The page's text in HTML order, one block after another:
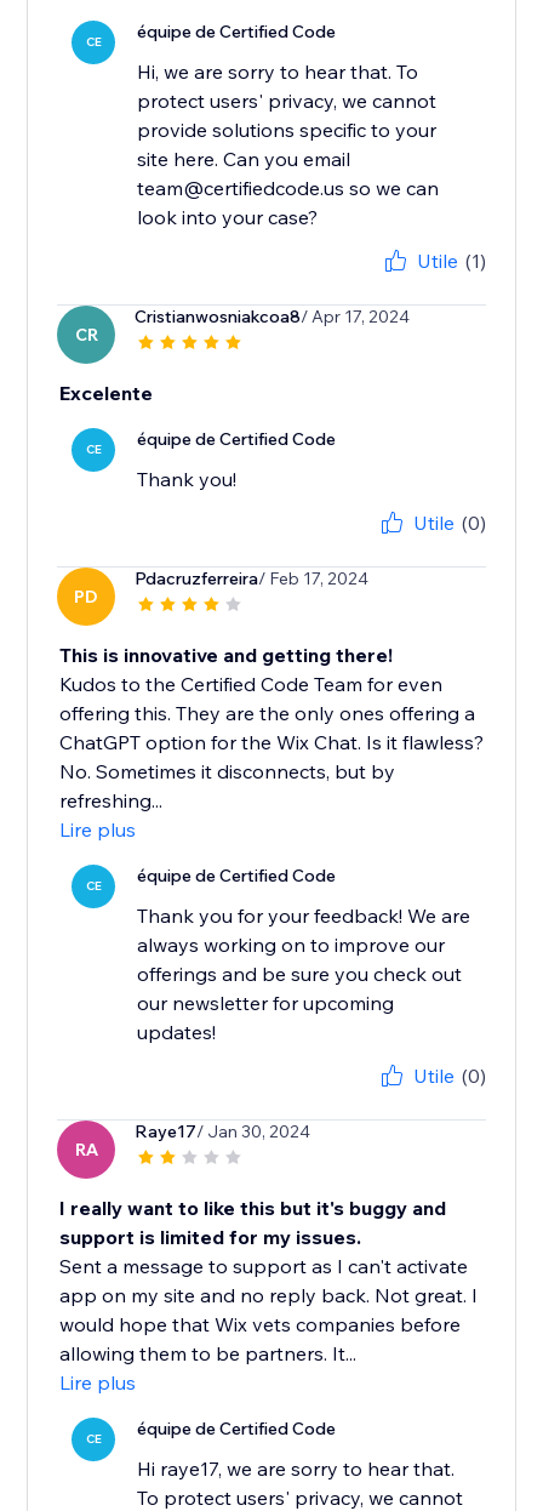
CE équipe de Certified Code
Hi, we are sorry to hear that. To
protect users' privacy, we cannot
provide solutions specific to your
site here. Can you email
team@certifiedcode.us so we can
look into your case?
Utile (1)
CR
Cristianwosniakcoa8/ Apr 17, 2024
Excelente
CE équipe de Certified Code
Thank you!
Utile (0)
PD
Pdacruzferreira/ Feb 17, 2024
This is innovative and getting there!
Kudos to the Certified Code Team for even
offering this. They are the only ones offering a
ChatGPT option for the Wix Chat. Is it flawless?
No. Sometimes it disconnects, but by
refreshing...
Lire plus
CE équipe de Certified Code
Thank you for your feedback! We are
always working on to improve our
offerings and be sure you check out
our newsletter for upcoming
updates!
Utile (0)
RA
Raye17/ Jan 30, 2024
I really want to like this but it's buggy and
support is limited for my issues.
Sent a message to support as I can't activate
app on my site and no reply back. Not great. I
would hope that Wix vets companies before
allowing them to be partners. It...
Lire plus
CE équipe de Certified Code
Hi raye17, we are sorry to hear that.
To protect users' privacy, we cannot